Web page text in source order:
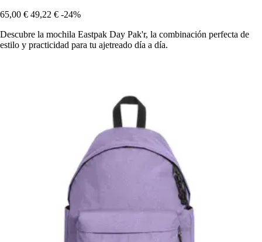
65,00 € 49,22 € -24%
Descubre la mochila Eastpak Day Pak'r, la combinación perfecta de
estilo y practicidad para tu ajetreado día a día.